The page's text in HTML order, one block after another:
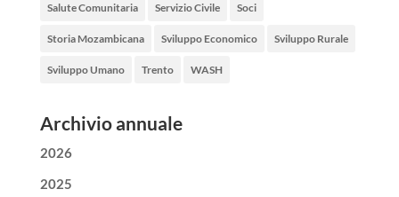
Salute Comunitaria Servizio Civile Soci
Storia Mozambicana Sviluppo Economico Sviluppo Rurale
Sviluppo Umano Trento WASH
Archivio annuale
2026
2025